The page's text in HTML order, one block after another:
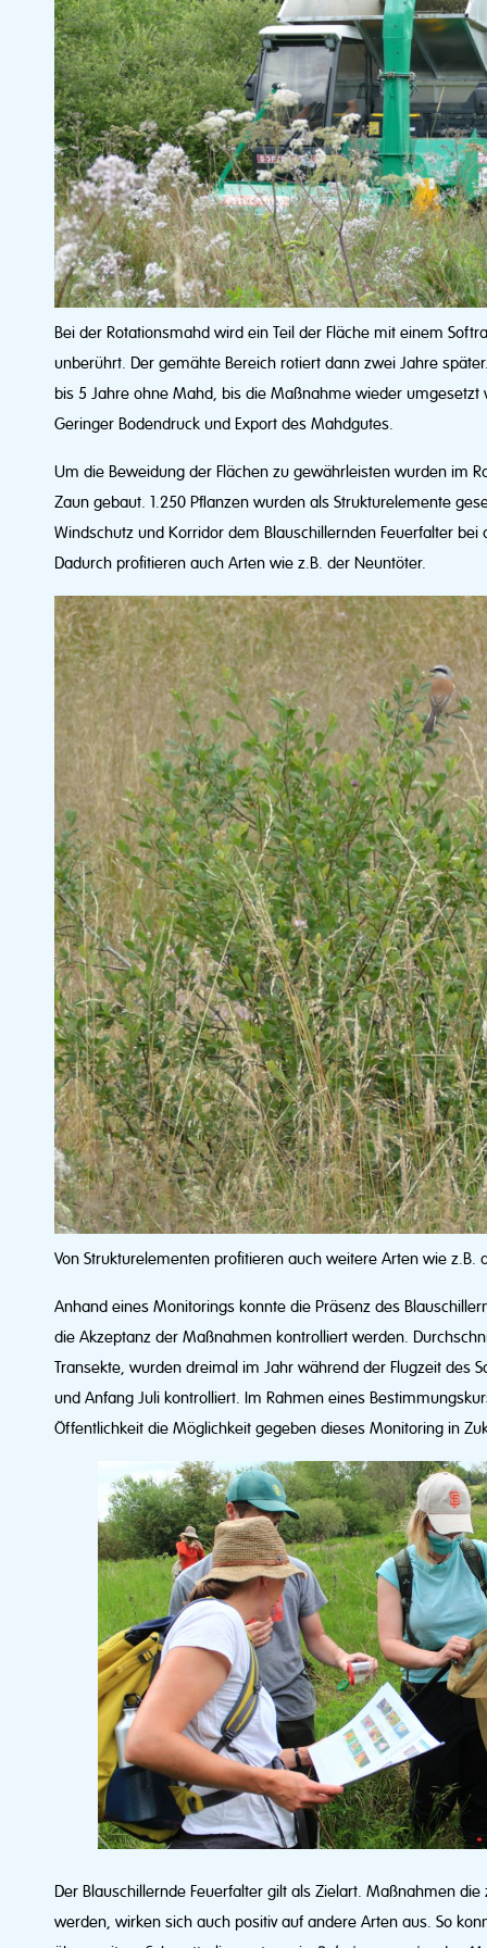
Bei der Rotationsmahd wird ein Teil der Fläche mit einem
unberührt. Der gemähte Bereich rotiert dann zwei Jahre
bis 5 Jahre ohne Mahd, bis die Maßnahme wieder umgesetzt
Geringer Bodendruck und Export des Mahdgutes.
Um die Beweidung der Flächen zu gewährleisten wurden im
Zaun gebaut. 1.250 Pflanzen wurden als Strukturelemente
Windschutz und Korridor dem Blauschillernden Feuerfalter
Dadurch profitieren auch Arten wie z.B. der Neuntöter.
Von Strukturelementen profitieren auch weitere Arten wie z.B.
Anhand eines Monitorings konnte die Präsenz des
die Akzeptanz der Maßnahmen kontrolliert werden.
Transekte, wurden dreimal im Jahr während der Flugzeit des
und Anfang Juli kontrolliert. Im Rahmen eines
Öffentlichkeit die Möglichkeit gegeben dieses Monitoring in
Der Blauschillernde Feuerfalter gilt als Zielart. Maßnahmen
werden, wirken sich auch positiv auf andere Arten aus. So